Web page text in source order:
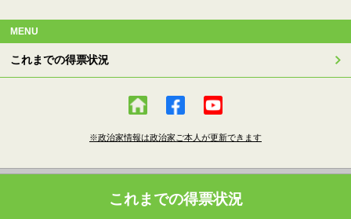
MENU
これまでの得票状況
※政治家情報は政治家ご本人が更新できます
これまでの得票状況